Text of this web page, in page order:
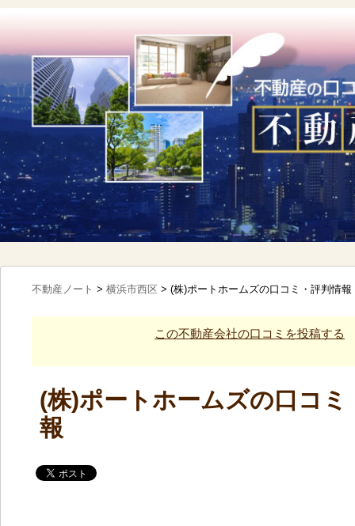
不動産ノート > 横浜市西区 > (株)ポートホームズの口コミ・評判情報
この不動産会社の口コミを投稿する
(株)ポートホームズの口コミ
報